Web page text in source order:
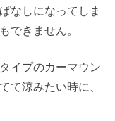
なしになってしま
できません。
イプのカーマウン
て涼みたい時に、